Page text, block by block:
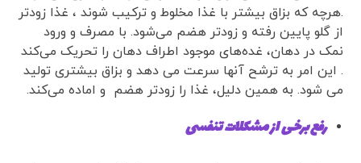
.هرچه که بزاق بیشتر با غذا مخلوط و ترکیب شوند ، غذا زودتر
از گلو پایین رفته و زودتر هضم می‌شود. با مصرف و ورود
نمک در دهان، غده‌های موجود اطراف دهان را تحریک می‌کند
. این امر به ترشح آنها سرعت می دهد و بزاق بیشتری تولید
می شود. به همین دلیل، غذا را زودتر هضم و اماده می‌کند.
رفع برخی از مشکلات تنفسی